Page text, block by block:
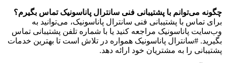
چگونه می‌توانم با پشتیبانی فنی سانترال پاناسونیک تماس بگیرم؟
برای تماس با پشتیبانی فنی سانترال پاناسونیک، می‌توانید به
وب‌سایت پاناسونیک مراجعه کنید یا با شماره تلفن پشتیبانی تماس
بگیرید. #سانترال پاناسونیک همواره در تلاش است تا بهترین خدمات
پشتیبانی را به مشتریان خود ارائه دهد.